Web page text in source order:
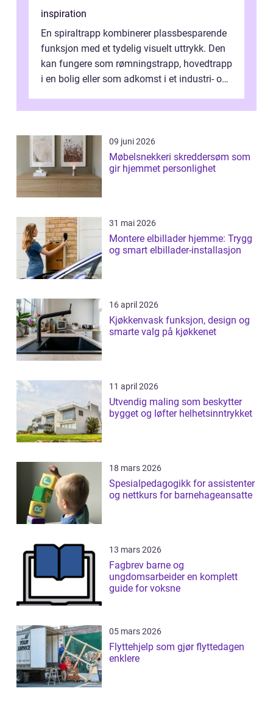
inspiration
En spiraltrapp kombinerer plassbesparende
funksjon med et tydelig visuelt uttrykk. Den
kan fungere som rømningstrapp, hovedtrapp
i en bolig eller som adkomst i et industri- og
09 juni 2026
Møbelsnekkeri skreddersøm som
gir hjemmet personlighet
31 mai 2026
Montere elbillader hjemme: Trygg
og smart elbillader-installasjon
16 april 2026
Kjøkkenvask funksjon, design og
smarte valg på kjøkkenet
11 april 2026
Utvendig maling som beskytter
bygget og løfter helhetsinntrykket
18 mars 2026
Spesialpedagogikk for assistenter
og nettkurs for barnehageansatte
13 mars 2026
Fagbrev barne og
ungdomsarbeider en komplett
guide for voksne
05 mars 2026
Flyttehjelp som gjør flyttedagen
enklere